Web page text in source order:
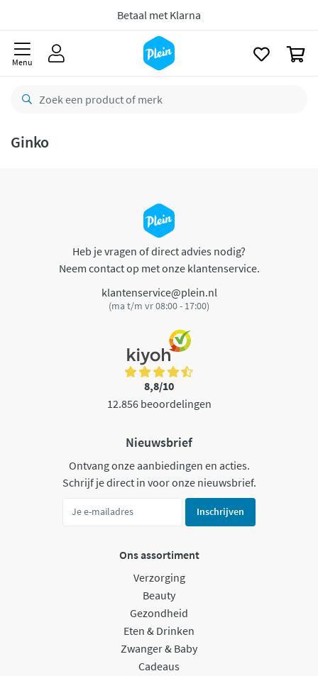
Betaal met Klarna
Menu
Ginko
Heb je vragen of direct advies nodig?
Neem contact op met onze klantenservice.
klantenservice@plein.nl
(ma t/m vr 08:00 - 17:00)
8,8/10
12.856 beoordelingen
Nieuwsbrief
Ontvang onze aanbiedingen en acties.
Schrijf je direct in voor onze nieuwsbrief.
Inschrijven
Ons assortiment
Verzorging
Beauty
Gezondheid
Eten & Drinken
Zwanger & Baby
Cadeaus